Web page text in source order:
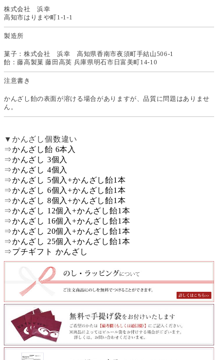
株式会社 浜幸
高知市はりまや町1-1-1
製造所
菓子：株式会社 浜幸 高知県香南市夜須町手結山506-1
飴：藤高製菓 藤田高英 兵庫県明石市日富美町14-10
注意書き
かんざし飴の表面が溶ける場合がありますが、品質に問題はありませ
ん。
▼かんざし個数違い
⇒かんざし飴 6本入
⇒かんざし 3個入
⇒かんざし 4個入
⇒かんざし 5個入+かんざし飴1本
⇒かんざし 6個入+かんざし飴1本
⇒かんざし 8個入+かんざし飴1本
⇒かんざし 12個入+かんざし飴1本
⇒かんざし 16個入+かんざし飴1本
⇒かんざし 20個入+かんざし飴1本
⇒かんざし 25個入+かんざし飴1本
⇒プチギフト かんざし